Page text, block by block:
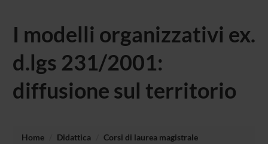
I modelli organizzativi ex.
d.lgs 231/2001:
diffusione sul territorio
Home Didattica
Corsi di laurea magistrale